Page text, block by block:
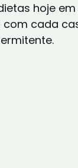
hoje
cada